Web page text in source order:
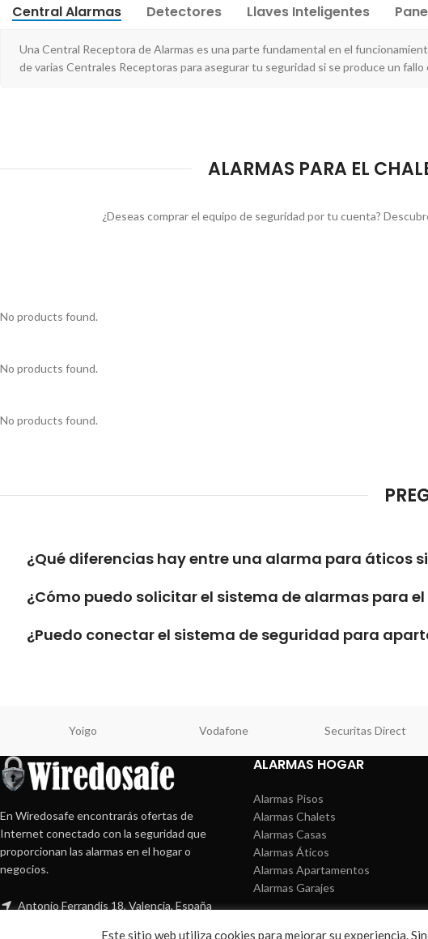
Central Alarmas Detectores Llaves Inteligentes
Una Central Receptora de Alarmas es una parte fundamental en el
de varias Centrales Receptoras para asegurar tu seguridad si se produce un fallo
ALARMAS PARA EL
¿Deseas comprar el equipo de seguridad por tu cuenta?
No products found.
No products found.
No products found.
¿Qué diferencias hay entre una alarma para áticos
¿Cómo puedo solicitar el sistema de alarmas para
¿Puedo conectar el sistema de seguridad para
Yoigo Vodafone Securitas Direct
En Wiredosafe encontrarás ofertas de
Internet conectado con la seguridad que
proporcionan las alarmas en el hogar o
negocios.
Antonio Ferrandis 18, Valencia, España
E-mail: contacto@wiredosafe.com
ALARMAS HOGAR
Alarmas Pisos
Alarmas Chalets
Alarmas Casas
Alarmas Áticos
Alarmas Apartamentos
Alarmas Garajes
Este sitio web utiliza cookies para mejorar su experiencia.